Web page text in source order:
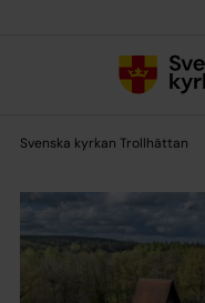
Svenska kyrkan Trollhättan